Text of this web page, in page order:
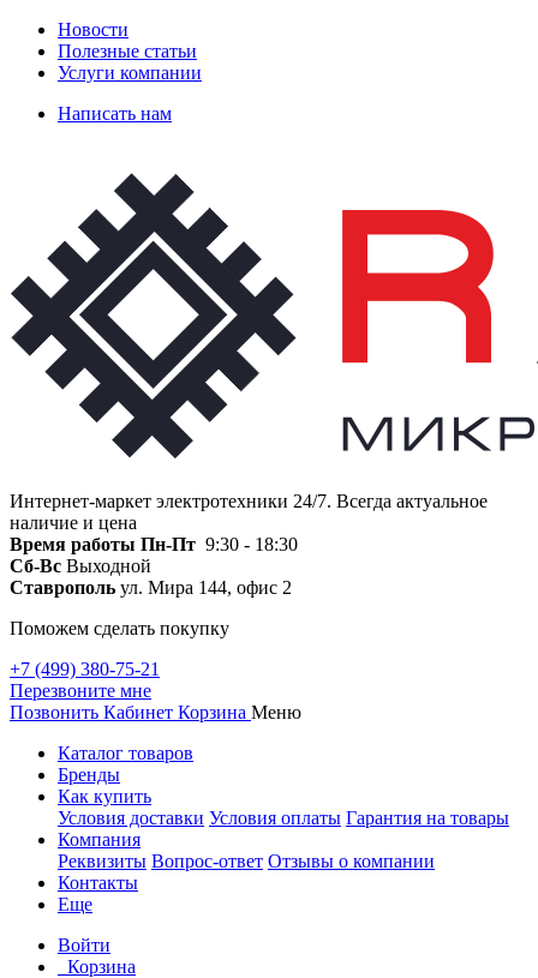
Новости
Полезные статьи
Услуги компании
Написать нам
Интернет-маркет электротехники 24/7. Всегда актуальное
наличие и цена
Время работы Пн-Пт 9:30 - 18:30
Сб-Вс Выходной
Ставрополь ул. Мира 144, офис 2
Поможем сделать покупку
+7 (499) 380-75-21
Перезвоните мне
Позвонить Кабинет Корзина Меню
Каталог товаров
Бренды
Как купить
Условия доставки Условия оплаты Гарантия на товары
Компания
Реквизиты Вопрос-ответ Отзывы о компании
Контакты
Еще
Войти
Корзина